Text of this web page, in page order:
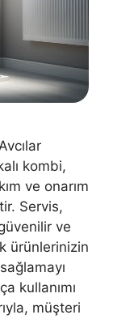
kombi,
ve onarım
Servis,
ve
ürünlerinizin
kullanımı
müşteri